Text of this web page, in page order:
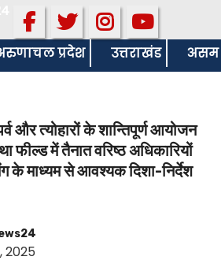
प्रदेश उत्तराखंड असम
और त्योहारों के शान्तिपूर्ण आयोजन
फील्ड में तैनात वरिष्ठ अधिकारियों
के माध्यम से आवश्यक दिशा-निर्देश
2025